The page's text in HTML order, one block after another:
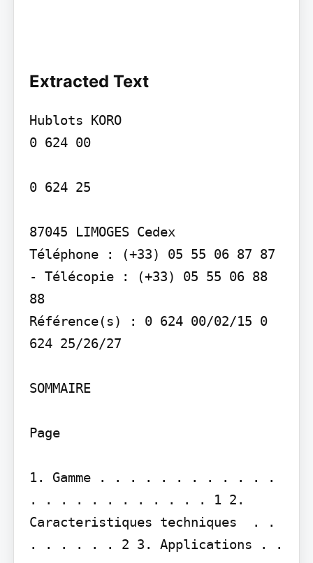
Extracted Text
Hublots KORO
0 624 00
0 624 25
87045 LIMOGES Cedex
Téléphone : (+33) 05 55 06 87 87
- Télécopie : (+33) 05 55 06 88
88
Référence(s) : 0 624 00/02/15 0
624 25/26/27
SOMMAIRE
Page
1. Gamme . . . . . . . . . . . .
. . . . . . . . . . . . 1 2.
Caracteristiques techniques  . .
. . . . . . 2 3. Applications . .